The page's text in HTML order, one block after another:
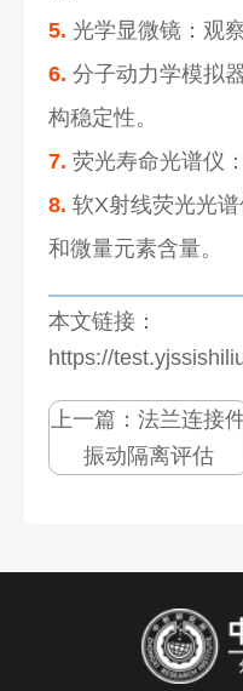
5. 光学显微镜：观
6. 分子动力学模拟
构稳定性。
7. 荧光寿命光谱仪
8. 软X射线荧光光
和微量元素含量。
本文链接：
https://
上一篇： 法兰连接
振动隔离评估